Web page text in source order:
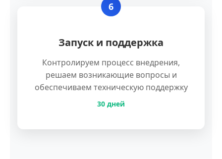
6
Запуск и поддержка
Контролируем процесс внедрения,
решаем возникающие вопросы и
обеспечиваем техническую поддержку
30 дней